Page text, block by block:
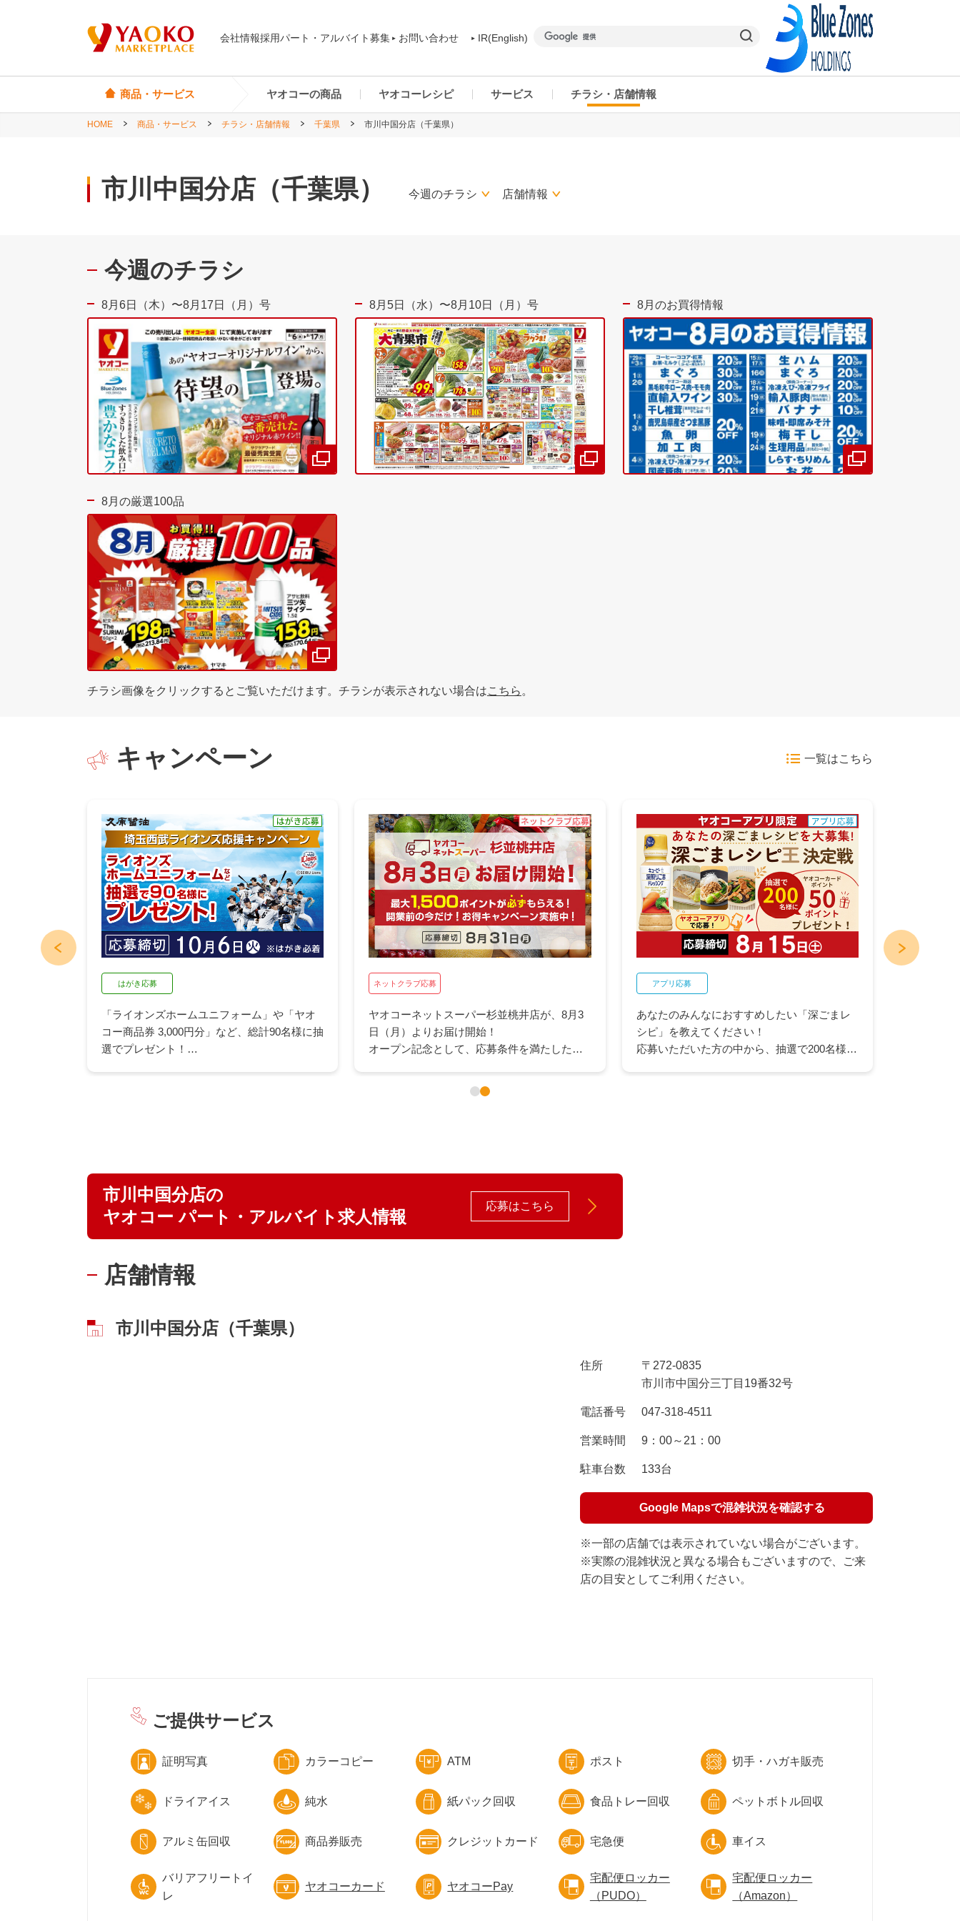
会社情報採用パート・アルバイト募集 お問い合わせ IR(English)
商品・サービス ヤオコーの商品
Yes! Premium
直輸入ワイン
直輸入食品・菓子
ヤオコーレシピ サービス チラシ・店舗情報
神奈川県
HOME 商品・サービス チラシ・店舗情報 千葉県 市川中国分店（千葉県）
市川中国分店（千葉県） 今週のチラシ 店舗情報
今週のチラシ
8月6日（木）〜8月17日（月）号 8月5日（水）〜8月10日（月）号 8月のお買得情報
8月の厳選100品
チラシ画像をクリックするとご覧いただけます。チラシが表示されない場合はこちら 。
キャンペーン 一覧はこちら
はがき応募
「ライオンズホームユニフォーム」や「ヤオ
コー商品券 3,000円分」など、総計90名様に抽
選でプレゼント！
ネットクラブ応募
ヤオコーネットスーパー杉並桃井店が、8月3
日（月）よりお届け開始！
オープン記念として、応募条件を満たしたお
アプリ応募
あなたのみんなにおすすめしたい「深ごまレ
シピ」を教えてください！
応募いただいた方の中から、抽選で200名様に
市川中国分店の
ヤオコー パート・アルバイト求人情報
応募はこちら
店舗情報
市川中国分店（千葉県）
住所
〒272-0835
市川市中国分三丁目19番32号
電話番号 047-318-4511
営業時間 9：00～21：00
駐車台数 133台
Google Mapsで混雑状況を確認する
※一部の店舗では表示されていない場合がございます。
※実際の混雑状況と異なる場合もございますので、ご来
店の目安としてご利用ください。
ご提供サービス
証明写真 カラーコピー ATM ポスト 切手・ハガキ販売
ドライアイス 純水 紙パック回収 食品トレー回収 ペットボトル回収
アルミ缶回収 商品券販売 クレジットカード 宅急便 車イス
バリアフリートイ
レ
ヤオコーカード ヤオコーPay
宅配便ロッカー
（PUDO）
宅配便ロッカー
（Amazon）